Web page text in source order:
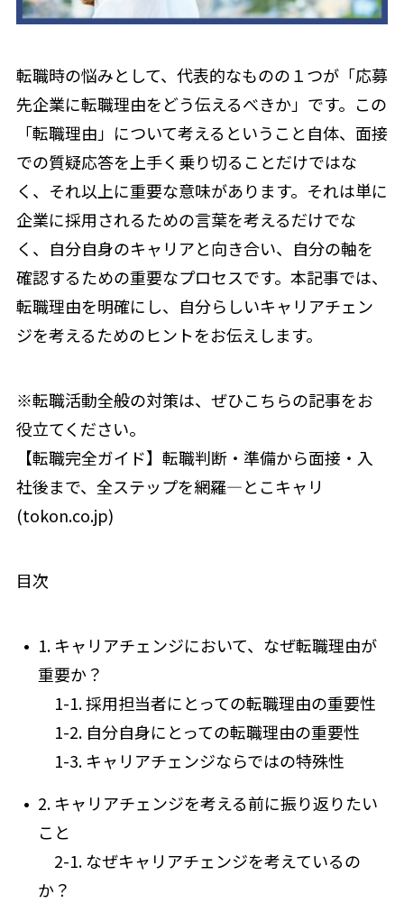
転職時の悩みとして、代表的なものの１つが「応募
先企業に転職理由をどう伝えるべきか」です。この
「転職理由」について考えるということ自体、面接
での質疑応答を上手く乗り切ることだけではな
く、それ以上に重要な意味があります。それは単に
企業に採用されるための言葉を考えるだけでな
く、自分自身のキャリアと向き合い、自分の軸を
確認するための重要なプロセスです。本記事では、
転職理由を明確にし、自分らしいキャリアチェン
ジを考えるためのヒントをお伝えします。
※転職活動全般の対策は、ぜひこちらの記事をお
役立てください。
【転職完全ガイド】転職判断・準備から面接・入
社後まで、全ステップを網羅―とこキャリ
(tokon.co.jp)
目次
1. キャリアチェンジにおいて、なぜ転職理由が
重要か？
1-1. 採用担当者にとっての転職理由の重要性
1-2. 自分自身にとっての転職理由の重要性
1-3. キャリアチェンジならではの特殊性
2. キャリアチェンジを考える前に振り返りたい
こと
2-1. なぜキャリアチェンジを考えているの
か？